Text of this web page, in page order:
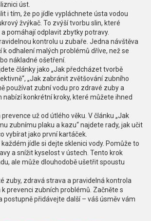
úst.
i tím, že po jídle vypláchnete ústa vodou
žvýkač. To zvýší tvorbu slin, které
pomáhají odplavit zbytky potravy.
kontrolu u zubaře. Jedna návštěva
k odhalení malých problémů dříve, než se
nákladné ošetření.
články jako „Jak předcházet tvorbě
„Jak zabránit zvětšování zubního
používat zubní vodu pro zdravé zuby a
nabízí konkrétní kroky, které můžete ihned
už od útlého věku. V článku „Jak
zubnímu plaku a kazu“ najdete rady, jak učit
vybírat jako první kartáček.
jídle si dejte sklenici vody. Pomůže to
a snížit kyselost v ústech. Tento krok
ale může dlouhodobě ušetřit spoustu
zuby, zdravá strava a pravidelná kontrola
prevenci zubních problémů. Začněte s
postupně přidávejte další – váš úsměv vám